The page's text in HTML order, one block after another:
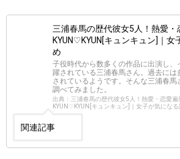
三浦春馬の歴代彼女5人！熱愛・
KYUN♡KYUN[キュンキュン]｜女
め
子役時代から数多くの作品に出演し
躍されている三浦春馬さん。過去に
されているようです。そんな三浦春馬
調べてみました。
出典：三浦春馬の歴代彼女5人！熱愛・恋愛遍
KYUN♡KYUN[キュンキュン]｜女子が気になる
関連記事